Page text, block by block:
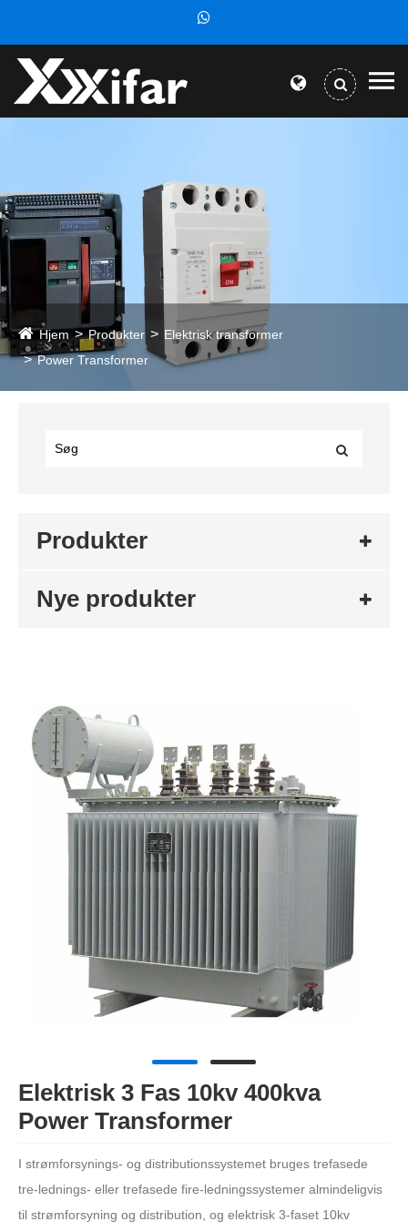
Hjem Produkter
Elektrisk transformer
Power Transformer
Produkter
Nye produkter
Elektrisk 3 Fas 10kv 400kva
Power Transformer
I strømforsynings- og distributionssystemet bruges trefasede
tre-lednings- eller trefasede fire-ledningssystemer almindeligvis
til strømforsyning og distribution, og elektrisk 3-faset 10kv